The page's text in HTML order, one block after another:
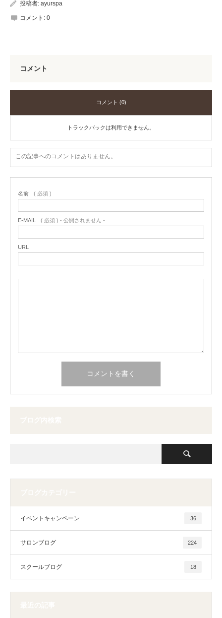
投稿者: ayurspa
コメント: 0
コメント
コメント (0)
トラックバックは利用できません。
この記事へのコメントはありません。
名前 ( 必須 )
E-MAIL ( 必須 ) - 公開されません -
URL
イベントキャンペーン 36
サロンブログ 224
スクールブログ 18